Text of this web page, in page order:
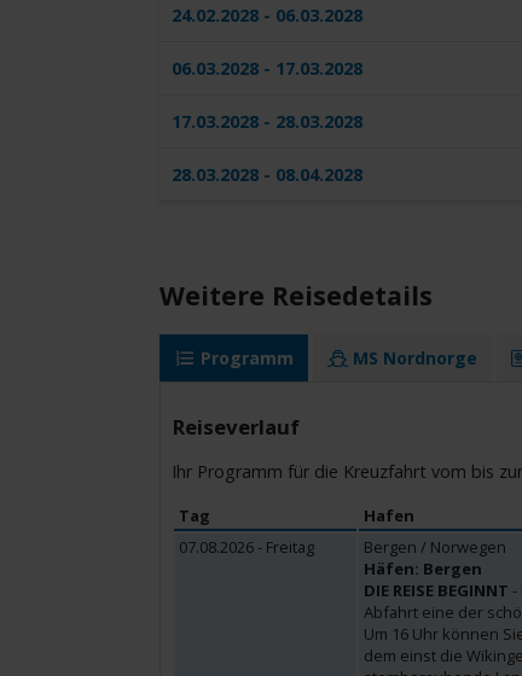
24.02.2028 - 06.03.2028
06.03.2028 - 17.03.2028
17.03.2028 - 28.03.2028
28.03.2028 - 08.04.2028
Weitere Reisedetails
Programm MS Nordnorge
Reiseverlauf
Ihr Programm für die Kreuzfahrt vom bis
Tag
Hafen
07.08.2026 - Freitag
Bergen / Norwegen
Häfen: Bergen
DIE REISE BEGINNT
Abfahrt eine der
Um 16 Uhr können
dem einst die